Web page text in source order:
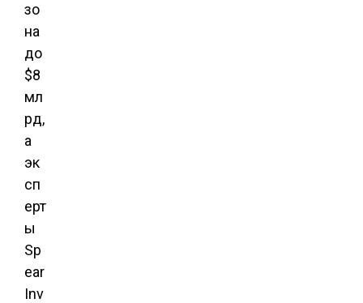
зо
на
до
$8
мл
рд,
а
эк
сп
ерт
ы
Sp
ear
Inv